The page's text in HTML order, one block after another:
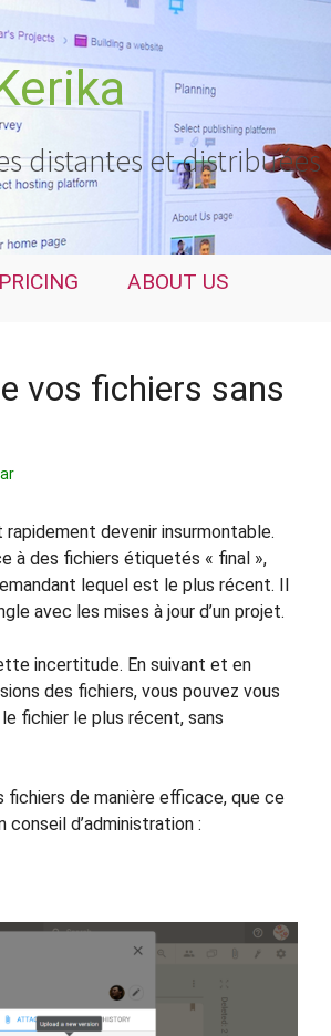
distantes et distribuées
PRICING ABOUT US
vos fichiers sans
devenir insurmontable.
à des fichiers étiquetés « final »,
lequel est le plus récent. Il
avec les mises à jour d’un projet.
incertitude. En suivant et en
des fichiers, vous pouvez vous
fichier le plus récent, sans
fichiers de manière efficace, que ce
conseil d’administration :